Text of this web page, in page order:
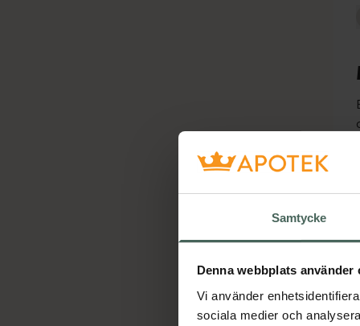
Samtycke
Denna webbplats använder
Vi använder
sociala medier och